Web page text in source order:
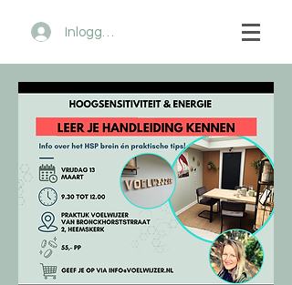
Inloggen